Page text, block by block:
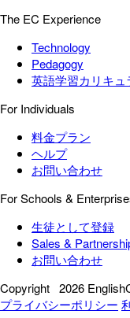
The EC Experience
Technology
Pedagogy
英語学習カリキュ
For Individuals
料金プラン
ヘルプ
お問い合わせ
For Schools &
生徒として登録
Sales &
お問い合わせ
Copyright 2026
プライバシーポリシー